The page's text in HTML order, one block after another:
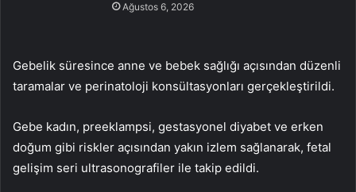
Ağustos 6, 2026
Gebelik süresince anne ve bebek sağlığı açısından düzenli
taramalar ve perinatoloji konsültasyonları gerçekleştirildi.
Gebe kadın, preeklampsi, gestasyonel diyabet ve erken
doğum gibi riskler açısından yakın izlem sağlanarak, fetal
gelişim seri ultrasonografiler ile takip edildi.